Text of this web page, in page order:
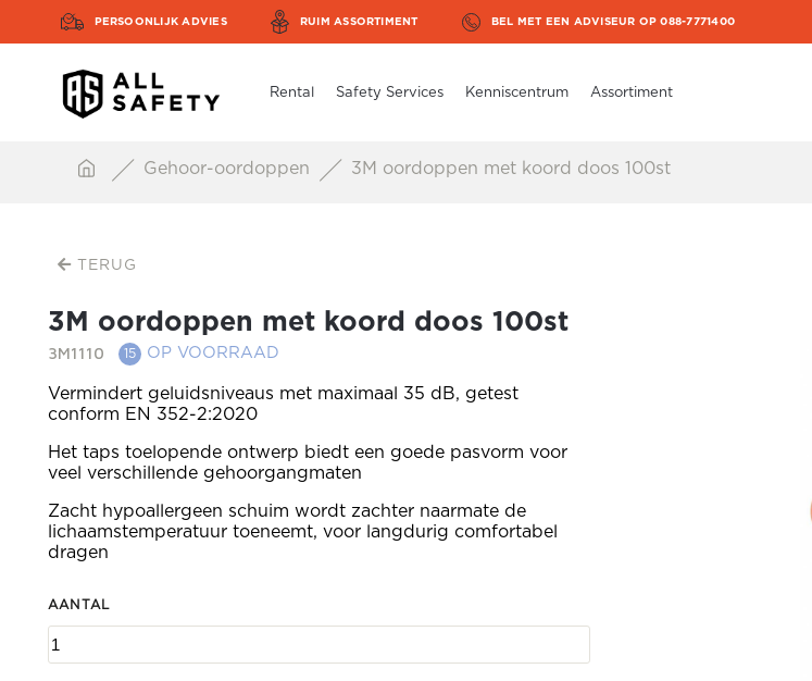
PERSOONLIJK ADVIES RUIM ASSORTIMENT BEL MET EEN ADVISEUR OP 088-7771400
Rental Safety Services Kenniscentrum Assortiment
Gehoor-oordoppen 3M oordoppen met koord doos 100st
TERUG
3M oordoppen met koord doos 100st
3M1110 15 OP VOORRAAD
Vermindert geluidsniveaus met maximaal 35 dB, getest
conform EN 352-2:2020
Het taps toelopende ontwerp biedt een goede pasvorm voor
veel verschillende gehoorgangmaten
Zacht hypoallergeen schuim wordt zachter naarmate de
lichaamstemperatuur toeneemt, voor langdurig comfortabel
dragen
AANTAL